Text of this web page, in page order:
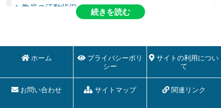
教員の活動状況
物理学科・物理学コース
化学科・化学コース
生物科学科・生物科学コース
続きを読む
ホーム
プライバシーポリ
シー
サイトの利用につい
て
お問い合わせ サイトマップ 関連リンク